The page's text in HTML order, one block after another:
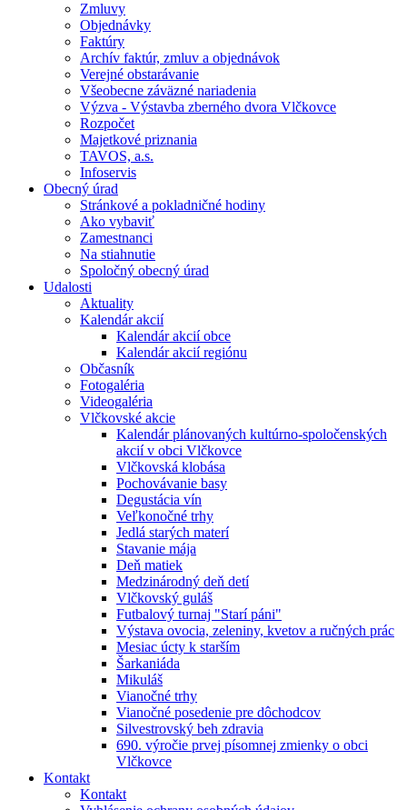
Zmluvy
Objednávky
Faktúry
Archív faktúr, zmluv a objednávok
Verejné obstarávanie
Všeobecne záväzné nariadenia
Výzva - Výstavba zberného dvora Vlčkovce
Rozpočet
Majetkové priznania
TAVOS, a.s.
Infoservis
Obecný úrad
Stránkové a pokladničné hodiny
Ako vybaviť
Zamestnanci
Na stiahnutie
Spoločný obecný úrad
Udalosti
Aktuality
Kalendár akcií
Kalendár akcií obce
Kalendár akcií regiónu
Občasník
Fotogaléria
Videogaléria
Vlčkovské akcie
Kalendár plánovaných kultúrno-spoločenských
akcií v obci Vlčkovce
Vlčkovská klobása
Pochovávanie basy
Degustácia vín
Veľkonočné trhy
Jedlá starých materí
Stavanie mája
Deň matiek
Medzinárodný deň detí
Vlčkovský guláš
Futbalový turnaj "Starí páni"
Výstava ovocia, zeleniny, kvetov a ručných prác
Mesiac úcty k starším
Šarkaniáda
Mikuláš
Vianočné trhy
Vianočné posedenie pre dôchodcov
Silvestrovský beh zdravia
690. výročie prvej písomnej zmienky o obci
Vlčkovce
Kontakt
Kontakt